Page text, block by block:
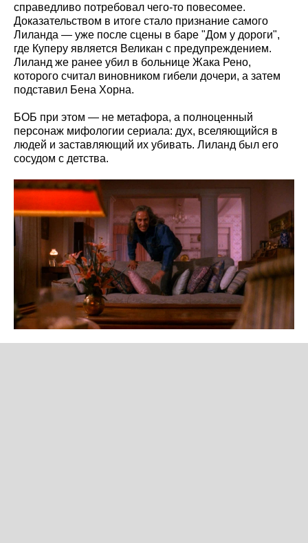
справедливо потребовал чего-то повесомее.
Доказательством в итоге стало признание самого
Лиланда — уже после сцены в баре "Дом у дороги",
где Куперу является Великан с предупреждением.
Лиланд же ранее убил в больнице Жака Рено,
которого считал виновником гибели дочери, а затем
подставил Бена Хорна.
БОБ при этом — не метафора, а полноценный
персонаж мифологии сериала: дух, вселяющийся в
людей и заставляющий их убивать. Лиланд был его
сосудом с детства.